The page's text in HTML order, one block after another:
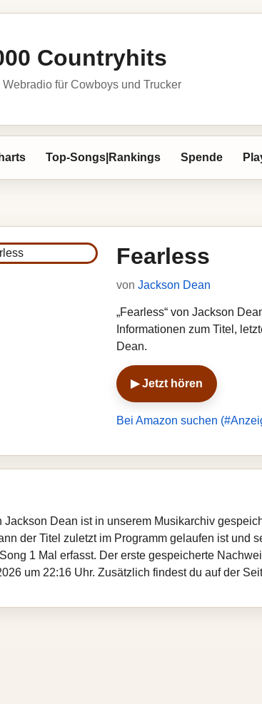
Countryhits
Webradio für Cowboys und Trucker
Top-Songs|Rankings Spende
Fearless
von Jackson Dean
„Fearless“ von Jackson
Informationen zum Titel,
Dean.
▶ Jetzt hören
Bei Amazon suchen
Jackson Dean ist in unserem Musikarchiv
der Titel zuletzt im Programm gelaufen ist und
1 Mal erfasst. Der erste gespeicherte
um 22:16 Uhr. Zusätzlich findest du auf der